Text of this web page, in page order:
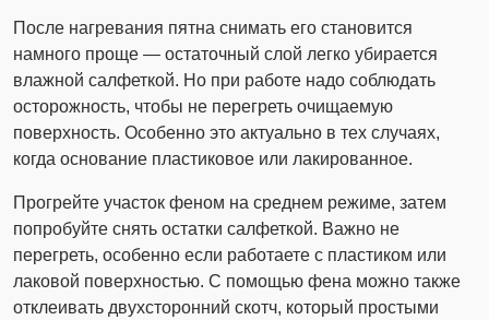
После нагревания пятна снимать его становится
намного проще — остаточный слой легко убирается
влажной салфеткой. Но при работе надо соблюдать
осторожность, чтобы не перегреть очищаемую
поверхность. Особенно это актуально в тех случаях,
когда основание пластиковое или лакированное.
Прогрейте участок феном на среднем режиме, затем
попробуйте снять остатки салфеткой. Важно не
перегреть, особенно если работаете с пластиком или
лаковой поверхностью. С помощью фена можно также
отклеивать двухсторонний скотч, который простыми